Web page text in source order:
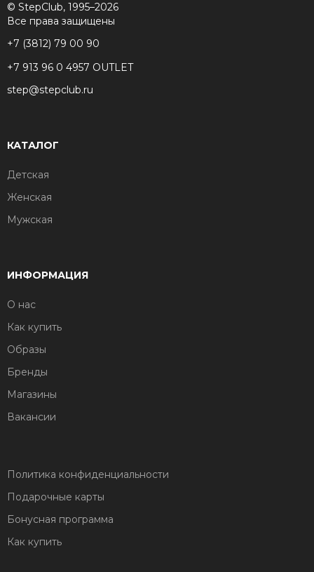
© StepClub, 1995–2026
Все права защищены
+7 (3812) 79 00 90
+7 913 96 0 4957 OUTLET
step@stepclub.ru
КАТАЛОГ
Детская
Женская
Мужская
ИНФОРМАЦИЯ
О нас
Как купить
Образы
Бренды
Магазины
Вакансии
Политика конфиденциальности
Подарочные карты
Бонусная программа
Как купить